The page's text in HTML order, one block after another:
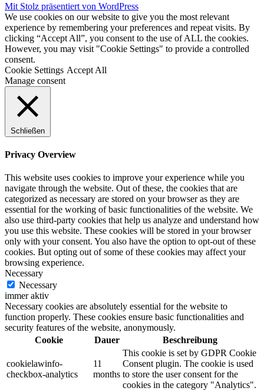
Mit Stolz präsentiert von WordPress
We use cookies on our website to give you the most relevant
experience by remembering your preferences and repeat visits. By
clicking “Accept All”, you consent to the use of ALL the cookies.
However, you may visit "Cookie Settings" to provide a controlled
consent.
Cookie Settings Accept All
Manage consent
Schließen
Privacy Overview
This website uses cookies to improve your experience while you
navigate through the website. Out of these, the cookies that are
categorized as necessary are stored on your browser as they are
essential for the working of basic functionalities of the website. We
also use third-party cookies that help us analyze and understand how
you use this website. These cookies will be stored in your browser
only with your consent. You also have the option to opt-out of these
cookies. But opting out of some of these cookies may affect your
browsing experience.
Necessary
Necessary
immer aktiv
Necessary cookies are absolutely essential for the website to
function properly. These cookies ensure basic functionalities and
security features of the website, anonymously.
Cookie
Dauer Beschreibung
cookielawinfo-
checkbox-analytics
11
months
This cookie is set by GDPR Cookie
Consent plugin. The cookie is used
to store the user consent for the
cookies in the category "Analytics".